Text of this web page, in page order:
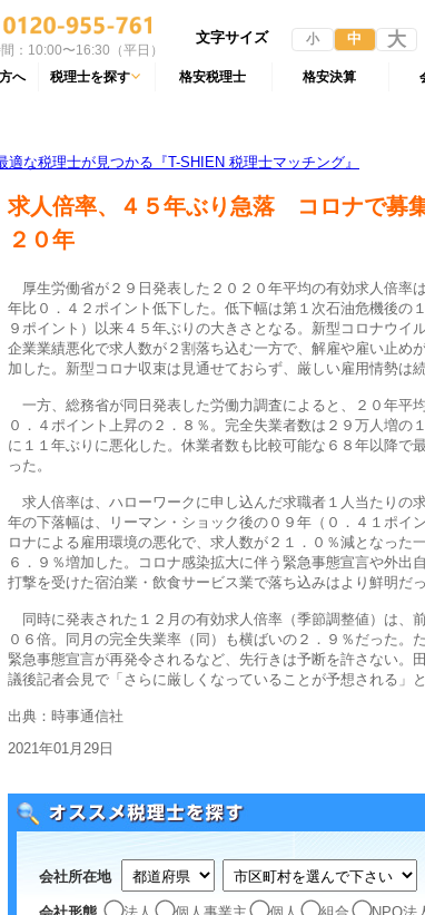
：10:00〜16:30（平日）
文字サイズ 小 中 大
へ 税理士を探す 格安税理士 格安決算
な税理士が見つかる『T-SHIEN 税理士マッチング』
求人倍率、４５年ぶり急落 コロナで募
２０年
厚生労働省が２９日発表した２０２０年平均の有効求人倍率
年比０．４２ポイント低下した。低下幅は第１次石油危機後の
９ポイント）以来４５年ぶりの大きさとなる。新型コロナウイ
企業業績悪化で求人数が２割落ち込む一方で、解雇や雇い止め
加した。新型コロナ収束は見通せておらず、厳しい雇用情勢は続
一方、総務省が同日発表した労働力調査によると、２０年平
０．４ポイント上昇の２．８％。完全失業者数は２９万人増の
に１１年ぶりに悪化した。休業者数も比較可能な６８年以降で
った。
求人倍率は、ハローワークに申し込んだ求職者１人当たりの
年の下落幅は、リーマン・ショック後の０９年（０．４１ポイ
ロナによる雇用環境の悪化で、求人数が２１．０％減となった
６．９％増加した。コロナ感染拡大に伴う緊急事態宣言や外出
打撃を受けた宿泊業・飲食サービス業で落ち込みはより鮮明だっ
同時に発表された１２月の有効求人倍率（季節調整値）は、
０６倍。同月の完全失業率（同）も横ばいの２．９％だった。
緊急事態宣言が再発令されるなど、先行きは予断を許さない。
議後記者会見で「さらに厳しくなっていることが予想される」
出典：時事通信社
2021年01月29日
会社所在地
会社形態 法人 個人事業主 個人 組合 NPO法